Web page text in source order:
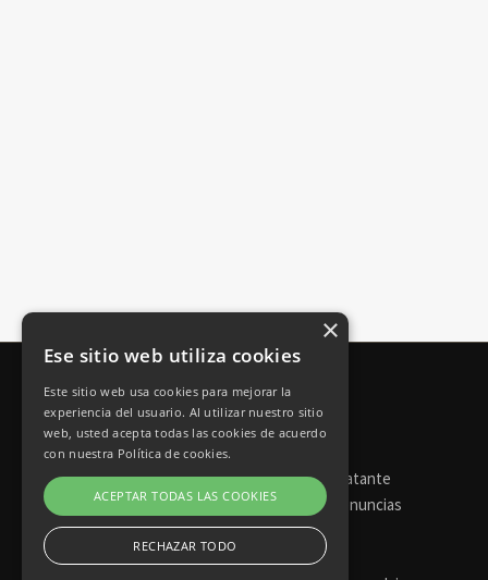
Torneos de póker
Perfil del contratante
Portal de transparencia
Canal de denuncias
×
Ese sitio web utiliza cookies
Este sitio web usa cookies para mejorar la
experiencia del usuario. Al utilizar nuestro sitio
web, usted acepta todas las cookies de acuerdo
con nuestra Política de cookies.
ACEPTAR TODAS LAS COOKIES
RECHAZAR TODO